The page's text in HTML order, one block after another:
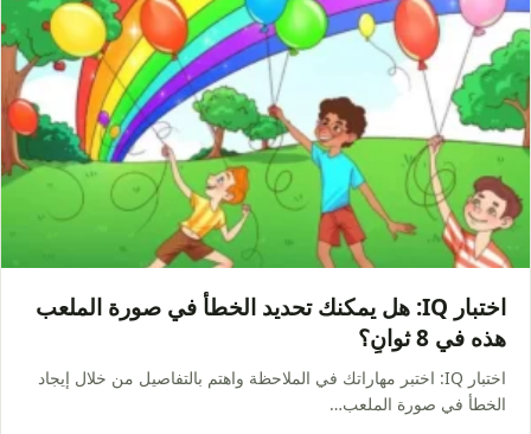
اختبار IQ: هل يمكنك تحديد الخطأ في صورة الملعب
هذه في 8 ثوانٍ؟
اختبار IQ: اختبر مهاراتك في الملاحظة واهتم بالتفاصيل من خلال إيجاد
الخطأ في صورة الملعب…